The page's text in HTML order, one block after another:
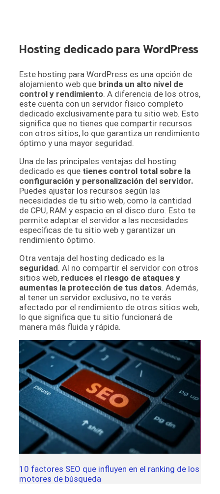
Hosting dedicado para WordPress
Este hosting para WordPress es una opción de
alojamiento web que brinda un alto nivel de
control y rendimiento. A diferencia de los otros,
este cuenta con un servidor físico completo
dedicado exclusivamente para tu sitio web. Esto
significa que no tienes que compartir recursos
con otros sitios, lo que garantiza un rendimiento
óptimo y una mayor seguridad.
Una de las principales ventajas del hosting
dedicado es que tienes control total sobre la
configuración y personalización del servidor.
Puedes ajustar los recursos según las
necesidades de tu sitio web, como la cantidad
de CPU, RAM y espacio en el disco duro. Esto te
permite adaptar el servidor a las necesidades
específicas de tu sitio web y garantizar un
rendimiento óptimo.
Otra ventaja del hosting dedicado es la
seguridad. Al no compartir el servidor con otros
sitios web, reduces el riesgo de ataques y
aumentas la protección de tus datos. Además,
al tener un servidor exclusivo, no te verás
afectado por el rendimiento de otros sitios web,
lo que significa que tu sitio funcionará de
manera más fluida y rápida.
10 factores SEO que influyen en el ranking de los
motores de búsqueda